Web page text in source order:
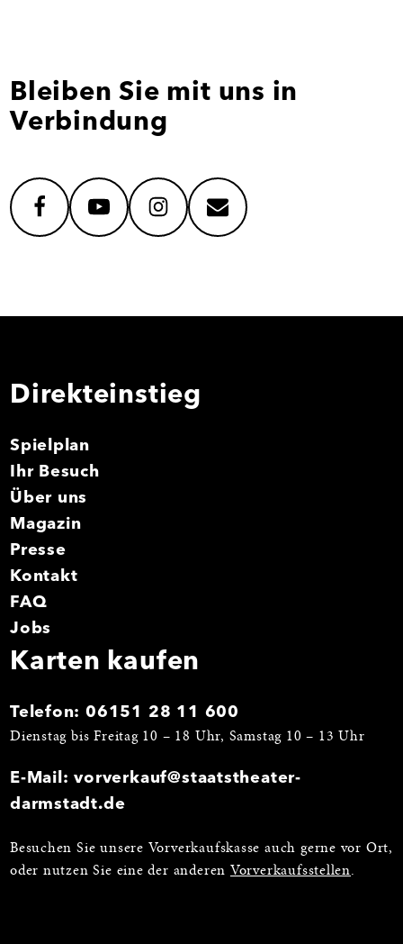
Bleiben Sie mit uns in
Verbindung
facebookyoutubeinstagrammail
Direkteinstieg
Spielplan
Ihr Besuch
Über uns
Magazin
Presse
Kontakt
FAQ
Jobs
Karten kaufen
Telefon:06151 28 11 600
Dienstag bis Freitag 10 – 18 Uhr, Samstag 10 – 13 Uhr
E-Mail:vorverkauf@staatstheater-
darmstadt.de
Besuchen Sie unsere Vorverkaufskasse auch gerne vor Ort,
oder nutzen Sie eine der anderen Vorverkaufsstellen.